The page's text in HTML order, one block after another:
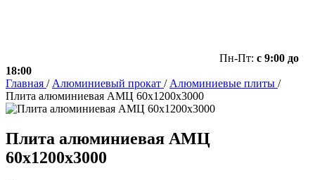
Пн-Пт: с 9:00 до
18:00
Главная / Алюминиевый прокат / Алюминиевые плиты /
Плита алюминиевая АМЦ 60х1200х3000
Плита алюминиевая АМЦ
60х1200х3000